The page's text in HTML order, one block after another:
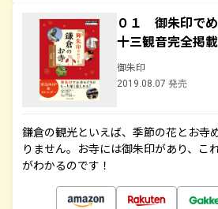
０１ 御朱印で
十三観音完全掲
御朱印
2019.08.07 発売
鎌倉の観光といえば、季節の花とお寺
りません。お寺には御朱印があり、こ
がわかるのです！